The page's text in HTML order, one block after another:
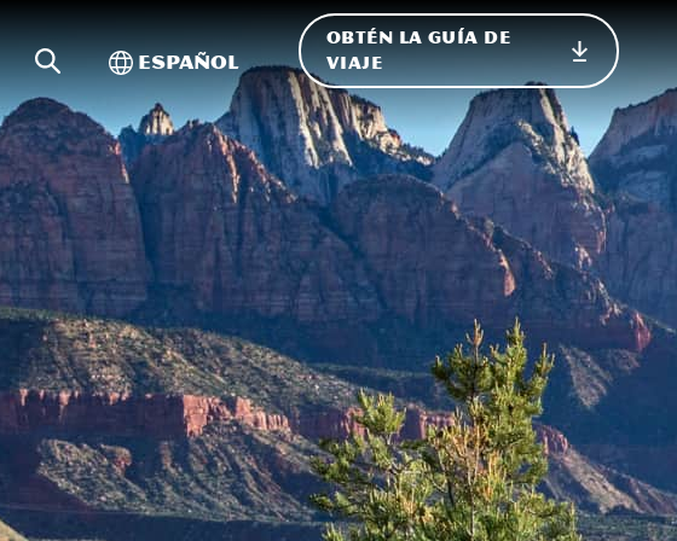
Búsqueda en el sitio
Alternar Internacional
Español
OBTÉN LA GUÍA DE
VIAJE